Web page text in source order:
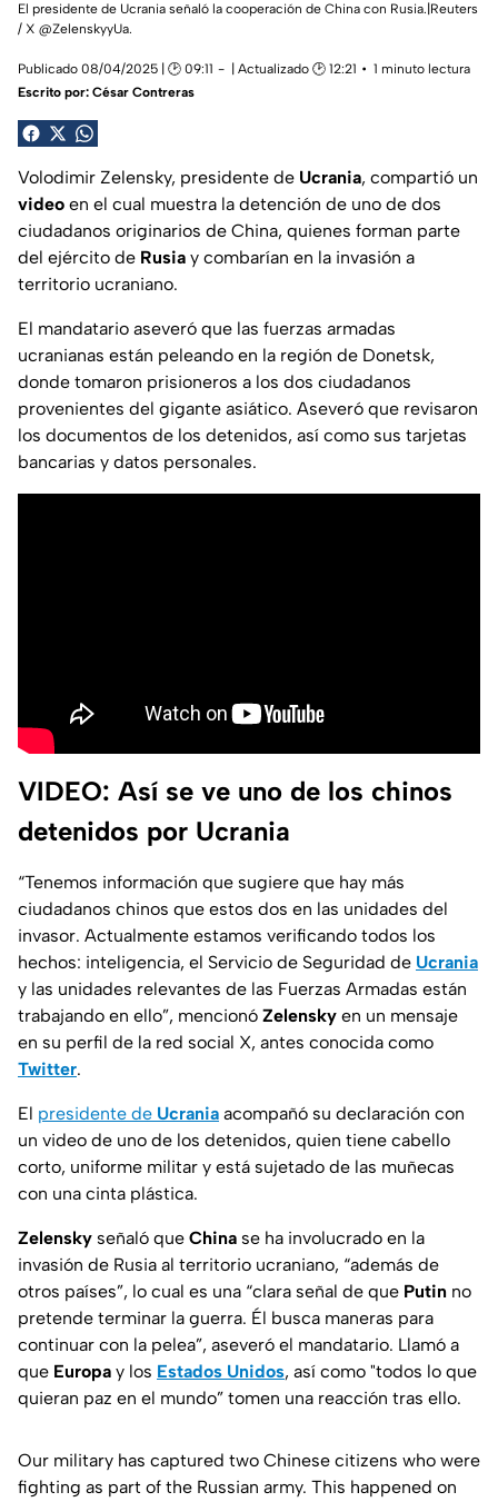
El presidente de Ucrania señaló la cooperación de China con Rusia.|Reuters
/ X @ZelenskyyUa.
Publicado 08/04/2025 | 🕑 09:11 | Actualizado 🕑 12:21
1 minuto lectura
Escrito por: César Contreras
Volodimir Zelensky, presidente de Ucrania, compartió un
video en el cual muestra la detención de uno de dos
ciudadanos originarios de China, quienes forman parte
del ejército de Rusia y combarían en la invasión a
territorio ucraniano.
El mandatario aseveró que las fuerzas armadas
ucranianas están peleando en la región de Donetsk,
donde tomaron prisioneros a los dos ciudadanos
provenientes del gigante asiático. Aseveró que revisaron
los documentos de los detenidos, así como sus tarjetas
bancarias y datos personales.
VIDEO: Así se ve uno de los chinos
detenidos por Ucrania
“Tenemos información que sugiere que hay más
ciudadanos chinos que estos dos en las unidades del
invasor. Actualmente estamos verificando todos los
hechos: inteligencia, el Servicio de Seguridad de Ucrania
y las unidades relevantes de las Fuerzas Armadas están
trabajando en ello”, mencionó Zelensky en un mensaje
en su perfil de la red social X, antes conocida como
Twitter.
El presidente de Ucrania acompañó su declaración con
un video de uno de los detenidos, quien tiene cabello
corto, uniforme militar y está sujetado de las muñecas
con una cinta plástica.
Zelensky señaló que China se ha involucrado en la
invasión de Rusia al territorio ucraniano, “además de
otros países”, lo cual es una “clara señal de que Putin no
pretende terminar la guerra. Él busca maneras para
continuar con la pelea”, aseveró el mandatario. Llamó a
que Europa y los Estados Unidos, así como "todos lo que
quieran paz en el mundo” tomen una reacción tras ello.
Our military has captured two Chinese citizens who were
fighting as part of the Russian army. This happened on